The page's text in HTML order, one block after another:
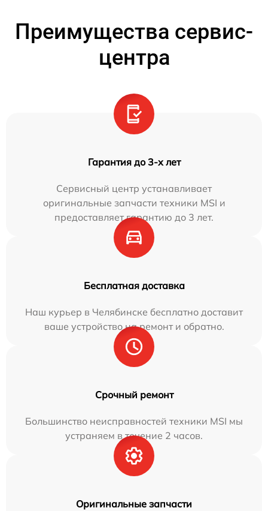
Преимущества сервис-
центра
Гарантия до 3-х лет
Сервисный центр устанавливает
оригинальные запчасти техники MSI и
предоставляет гарантию до 3 лет.
Бесплатная доставка
Наш курьер в Челябинске бесплатно доставит
ваше устройство на ремонт и обратно.
Срочный ремонт
Большинство неисправностей техники MSI мы
устраняем в течение 2 часов.
Оригинальные запчасти